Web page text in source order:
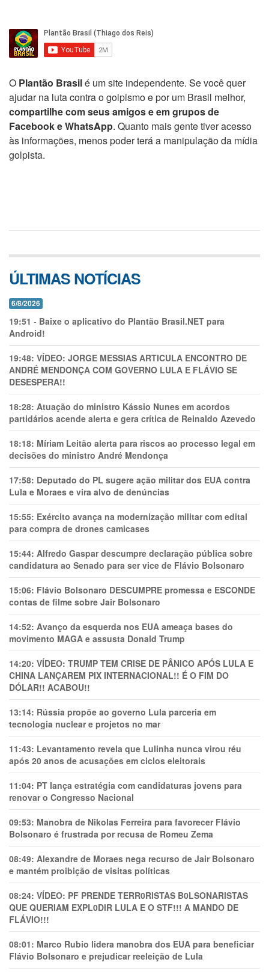
O Plantão Brasilé um site independente. Se você quer
ajudar na luta contra o golpismo e por um Brasil melhor,
compartilhe com seus amigos e em grupos de
Facebook e WhatsApp. Quanto mais gente tiver acesso
às informações, menos poder terá a manipulação da mídia
golpista.
ÚLTIMAS NOTÍCIAS
6/8/2026
19:51 - Baixe o aplicativo do Plantão Brasil.NET para
Android!
19:48: VÍDEO: JORGE MESSIAS ARTICULA ENCONTRO DE
ANDRÉ MENDONÇA COM GOVERNO LULA E FLÁVIO SE
DESESPERA!!
18:28: Atuação do ministro Kássio Nunes em acordos
partidários acende alerta e gera crítica de Reinaldo Azevedo
18:18: Míriam Leitão alerta para riscos ao processo legal em
decisões do ministro André Mendonça
17:58: Deputado do PL sugere ação militar dos EUA contra
Lula e Moraes e vira alvo de denúncias
15:55: Exército avança na modernização militar com edital
para compra de drones camicases
15:44: Alfredo Gaspar descumpre declaração pública sobre
candidatura ao Senado para ser vice de Flávio Bolsonaro
15:06: Flávio Bolsonaro DESCUMPRE promessa e ESCONDE
contas de filme sobre Jair Bolsonaro
14:52: Avanço da esquerda nos EUA ameaça bases do
movimento MAGA e assusta Donald Trump
14:20: VÍDEO: TRUMP TEM CRlSE DE PÂNlCO APÓS LULA E
CHINA LANÇAREM PIX INTERNACIONAL!! É O FIM DO
DÓLAR!! ACABOU!!
13:14: Rússia propõe ao governo Lula parceria em
tecnologia nuclear e projetos no mar
11:43: Levantamento revela que Lulinha nunca virou réu
após 20 anos de acusações em ciclos eleitorais
11:04: PT lança estratégia com candidaturas jovens para
renovar o Congresso Nacional
09:53: Manobra de Nikolas Ferreira para favorecer Flávio
Bolsonaro é frustrada por recusa de Romeu Zema
08:49: Alexandre de Moraes nega recurso de Jair Bolsonaro
e mantém proibição de visitas políticas
08:24: VÍDEO: PF PRENDE TERR0RlSTAS B0LSONARlSTAS
QUE QUERIAM EXPL0DlR LULA E O STF!!! A MANDO DE
FLÁVIO!!!
08:01: Marco Rubio lidera manobra dos EUA para beneficiar
Flávio Bolsonaro e prejudicar reeleição de Lula